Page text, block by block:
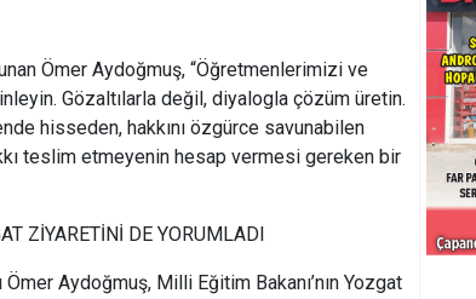
Ömer Aydoğmuş, “Öğretmenlerimizi ve
Gözaltılarla değil, diyalogla çözüm üretin.
hisseden, hakkını özgürce savunabilen
teslim etmeyenin hesap vermesi gereken bir
ZİYARETİNİ DE YORUMLADI
Aydoğmuş, Milli Eğitim Bakanı’nın Yozgat